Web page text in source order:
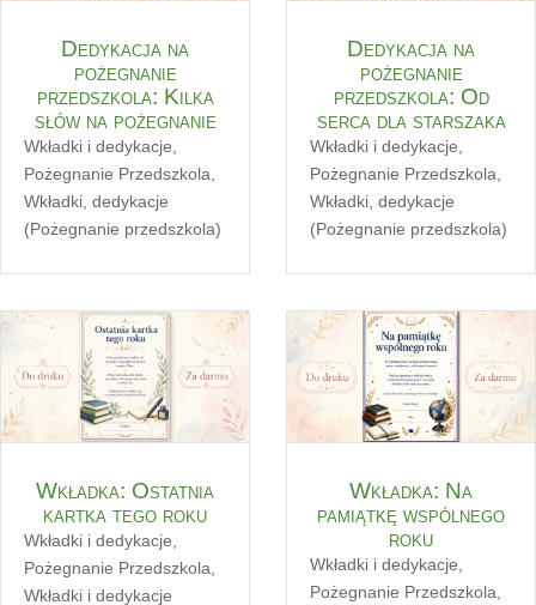
Dedykacja na
pożegnanie
przedszkola: Kilka
słów na pożegnanie
Wkładki i dedykacje
Pożegnanie Przedszkola
Wkładki, dedykacje
(Pożegnanie przedszkola)
Dedykacja na
pożegnanie
przedszkola: Od
serca dla starszaka
Wkładki i dedykacje
Pożegnanie Przedszkola
Wkładki, dedykacje
(Pożegnanie przedszkola)
Wkładka: Ostatnia
kartka tego roku
Wkładki i dedykacje
Pożegnanie Przedszkola
Wkładki i dedykacje
Wkładka: Na
pamiątkę wspólnego
roku
Wkładki i dedykacje
Pożegnanie Przedszkola